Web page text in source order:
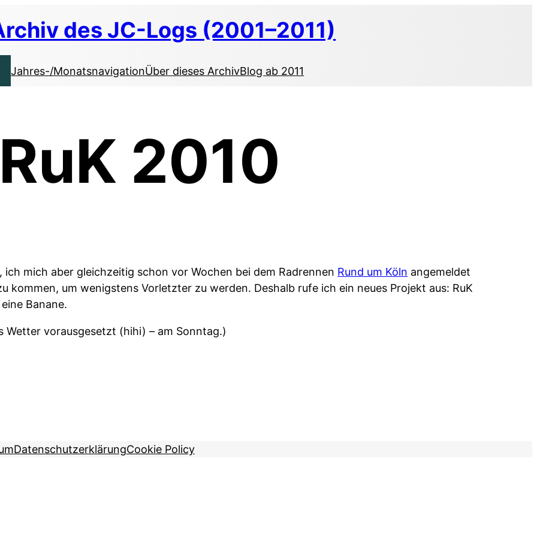
des JC-Logs (2001–2011)
Jahres-/MonatsnavigationÜber dieses ArchivBlog ab 2011
2010
ich mich aber gleichzeitig schon vor Wochen bei dem Radrennen Rund um Köln angemeldet
kommen, um wenigstens Vorletzter zu werden. Deshalb rufe ich ein neues Projekt aus: RuK
Banane.
Wetter vorausgesetzt (hihi) – am Sonntag.)
DatenschutzerklärungCookie Policy